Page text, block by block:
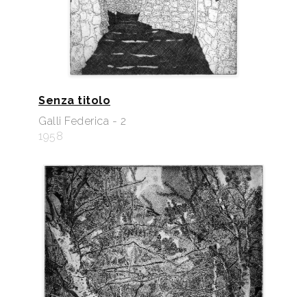
Senza titolo
Galli Federica - 2
1958